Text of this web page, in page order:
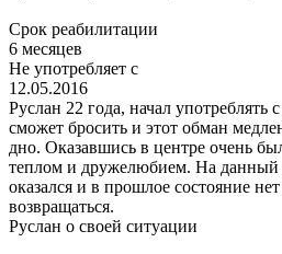
Срок реабилитации
6 месяцев
Не употребляет с
12.05.2016
Руслан 22 года, начал употреблять
сможет бросить и этот обман
дно. Оказавшись в центре очень
теплом и дружелюбием. На данный
оказался и в прошлое состояние
возвращаться.
Руслан о своей ситуации